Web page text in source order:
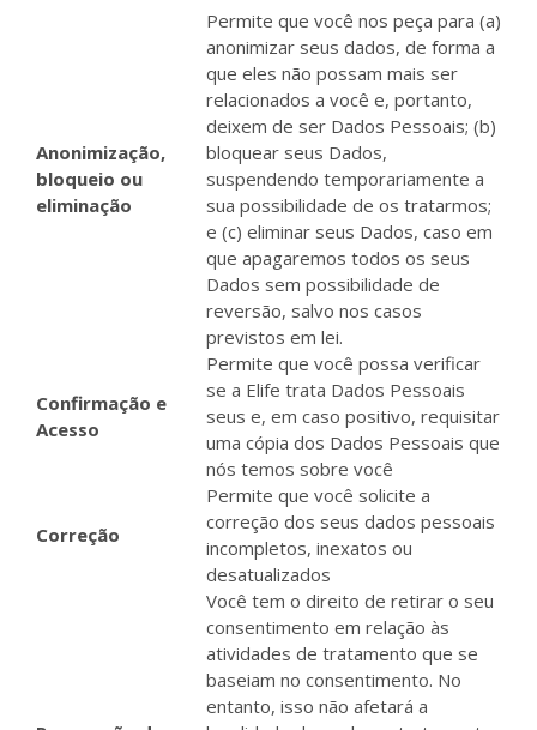
Anonimização,
bloqueio ou
eliminação
Permite que você nos peça para (a)
anonimizar seus dados, de forma a
que eles não possam mais ser
relacionados a você e, portanto,
deixem de ser Dados Pessoais; (b)
bloquear seus Dados,
suspendendo temporariamente a
sua possibilidade de os tratarmos;
e (c) eliminar seus Dados, caso em
que apagaremos todos os seus
Dados sem possibilidade de
reversão, salvo nos casos
previstos em lei.
Confirmação e
Acesso
Permite que você possa verificar
se a Elife trata Dados Pessoais
seus e, em caso positivo, requisitar
uma cópia dos Dados Pessoais que
nós temos sobre você
Correção
Permite que você solicite a
correção dos seus dados pessoais
incompletos, inexatos ou
desatualizados
Você tem o direito de retirar o seu
consentimento em relação às
atividades de tratamento que se
baseiam no consentimento. No
entanto, isso não afetará a